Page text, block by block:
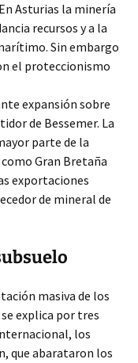
Asturias la minería
recursos y a la
Sin embargo
el proteccionismo
expansión sobre
de Bessemer. La
parte de la
Gran Bretaña
exportaciones
de mineral de
masiva de los
explica por tres
los
que abarataron los